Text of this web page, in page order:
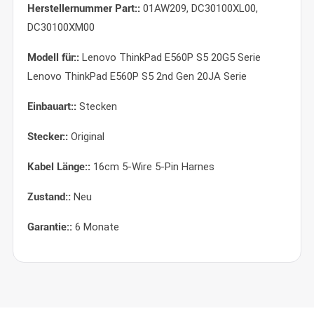
Herstellernummer Part::01AW209, DC30100XL00,
DC30100XM00
Modell für::Lenovo ThinkPad E560P S5 20G5 Serie
Lenovo ThinkPad E560P S5 2nd Gen 20JA Serie
Einbauart::Stecken
Stecker::Original
Kabel Länge::16cm 5-Wire 5-Pin Harnes
Zustand::Neu
Garantie::6 Monate